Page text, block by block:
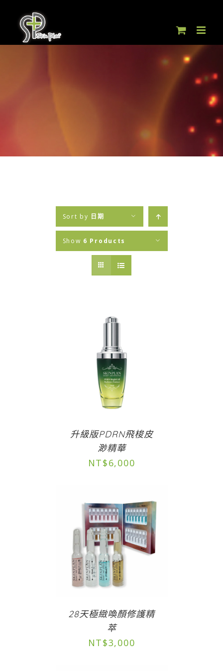
content
Sort by 日期
Show 6 Products
升級版PDRN飛梭皮
渺精華
NT$6,000
28天極緻喚顏修護精
萃
NT$3,000